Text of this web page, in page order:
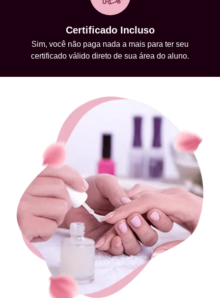
Certificado Incluso
Sim, você não paga nada a mais para ter seu
certificado válido direto de sua área do aluno.